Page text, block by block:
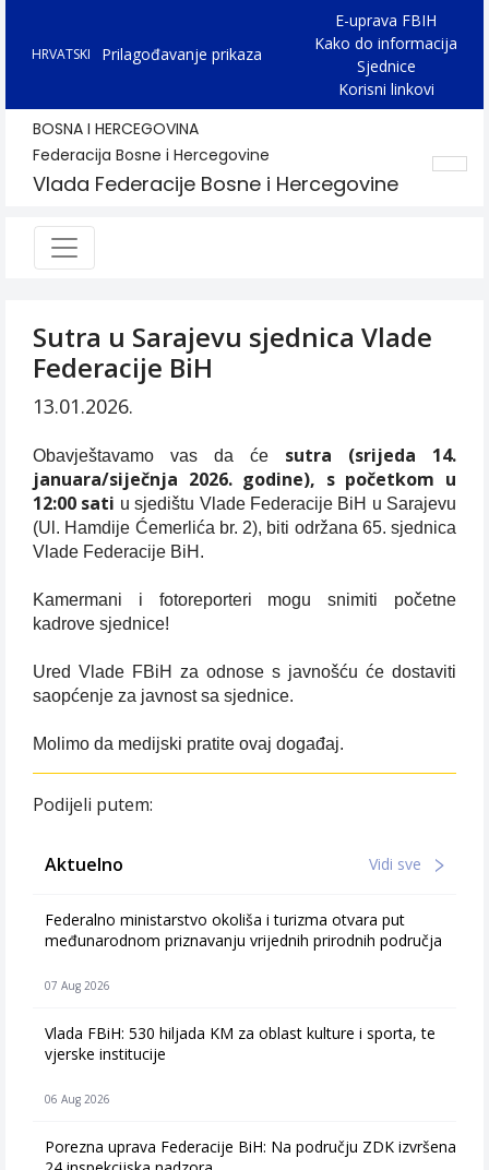
HRVATSKI Prilagođavanje prikaza
E-uprava FBIH
Kako do informacija
Sjednice
Korisni linkovi
BOSNA I HERCEGOVINA
Federacija Bosne i Hercegovine
Vlada Federacije Bosne i Hercegovine
Sutra u Sarajevu sjednica Vlade
Federacije BiH
13.01.2026.
Obavještavamo vas da će sutra (srijeda 14.
januara/siječnja 2026. godine), s početkom u
12:00 sati u sjedištu Vlade Federacije BiH u Sarajevu
(Ul. Hamdije Ćemerlića br. 2), biti održana 65. sjednica
Vlade Federacije BiH.
Kamermani i fotoreporteri mogu snimiti početne
kadrove sjednice!
Ured Vlade FBiH za odnose s javnošću će dostaviti
saopćenje za javnost sa sjednice.
Molimo da medijski pratite ovaj događaj.
Podijeli putem:
Aktuelno Vidi sve
Federalno ministarstvo okoliša i turizma otvara put
međunarodnom priznavanju vrijednih prirodnih područja
07 Aug 2026
Vlada FBiH: 530 hiljada KM za oblast kulture i sporta, te
vjerske institucije
06 Aug 2026
Porezna uprava Federacije BiH: Na području ZDK izvršena